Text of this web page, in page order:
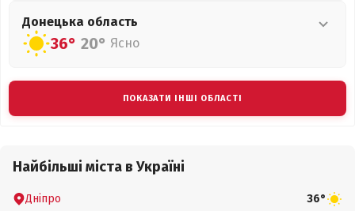
Донецька область
36° 20° Ясно
ПОКАЗАТИ ІНШІ ОБЛАСТІ
Найбільші міста в Україні
Дніпро 36°